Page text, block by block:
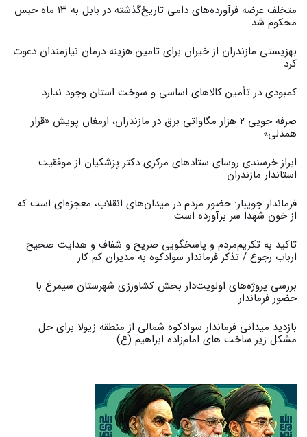
متخلف عرضه فرآورده‌های دامی تاریخ‌گذشته در بابل به ۱۳ ماه حبس
محکوم شد
بهزیستی مازندران از خیران برای تامین هزینه درمان نیازمندان دعوت
کرد
کمبودی در تأمین کالاهای اساسی و سوخت استان وجود ندارد
صرفه جویی ۲ هزار مگاواتی برق در مازندران، ارمغان پویش «قرار
همدلی»
ابراز خرسندی روسای ستادهای مرکزی دکتر پزشکیان از موفقیت
استاندار مازندران
فرماندار جویبار: حضور مردم در میدان‌های انقلاب، معجزه‌ای است که
از خون شهدا سر برآورده است
تاکید به تکریم‌مردم و پاسخگویی صریح و شفاف و هدایت صحیح
ارباب رجوع / تذکر فرماندار سوادکوه به مدیران کم کار ‎
بررسی پروژه‌های اولویت‌دار بخش کشاورزی شهرستان سیمرغ با
حضور فرماندار
بازدید میدانی فرماندار سوادکوه شمالی از منطقه زیولا برای حل
مشکل زیر ساخت های امام‌زاده ابراهیم (ع)